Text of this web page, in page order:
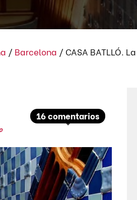
/ Barcelona / CASA BATLLÓ.
16 comentarios